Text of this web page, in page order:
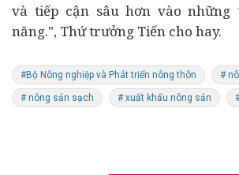
và tiếp cận sâu hơn vào
năng.", Thứ trưởng Tiến cho hay.
#Bộ Nông nghiệp và Phát triển nông thôn #
# nông sản sạch # xuất khẩu nông sản